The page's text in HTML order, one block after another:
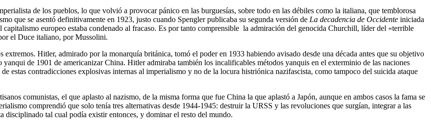
de los pueblos, lo que volvió a provocar pánico en las burguesías, sobre todo en las débiles como la italiana, que temblorosa
que se asentó definitivamente en 1923, justo cuando Spengler publicaba su segunda versión de La decadencia de Occidente iniciada
europeo estaba condenado al fracaso. Es por tanto comprensible la admiración del genocida Churchill, líder del «terrible
el Duce italiano, por Mussolini.
Hitler, admirado por la monarquía británica, tomó el poder en 1933 habiendo avisado desde una década antes que su objetivo
de 1901 de americanizar China. Hitler admiraba también los incalificables métodos yanquis en el exterminio de las naciones
estas contradicciones explosivas internas al imperialismo y no de la locura histriónica nazifascista, como tampoco del suicida ataque
comunistas, el que aplasto al nazismo, de la misma forma que fue China la que aplastó a Japón, aunque en ambos casos la fama se
comprendió que solo tenía tres alternativas desde 1944-1945: destruir la URSS y las revoluciones que surgían, integrar a las
tal cual podía existir entonces, y dominar el resto del mundo.